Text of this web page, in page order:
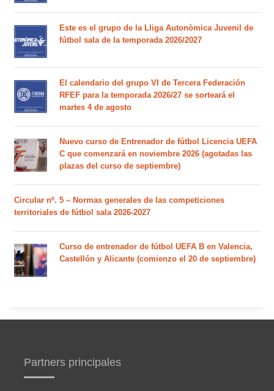
Este es el grupo de la Lliga Autonòmica Juvenil de
fútbol sala de la temporada 2026/2027
El calendario del grupo VI de Tercera Federación
RFEF para la temporada 2026/27 se sorteará el
martes 4 de agosto
Nuevo curso de Entrenador de fútbol Licencia UEFA
C que comenzará en noviembre 2026 (agotadas las
plazas del curso de septiembre)
Circular nº. 5 – Normas generales de las competiciones
territoriales de fútbol sala 2026-2027
Curso de entrenador de fútbol UEFA B en Valencia,
Castellón y Alicante (comienzo el 20 de septiembre)
Partners principales